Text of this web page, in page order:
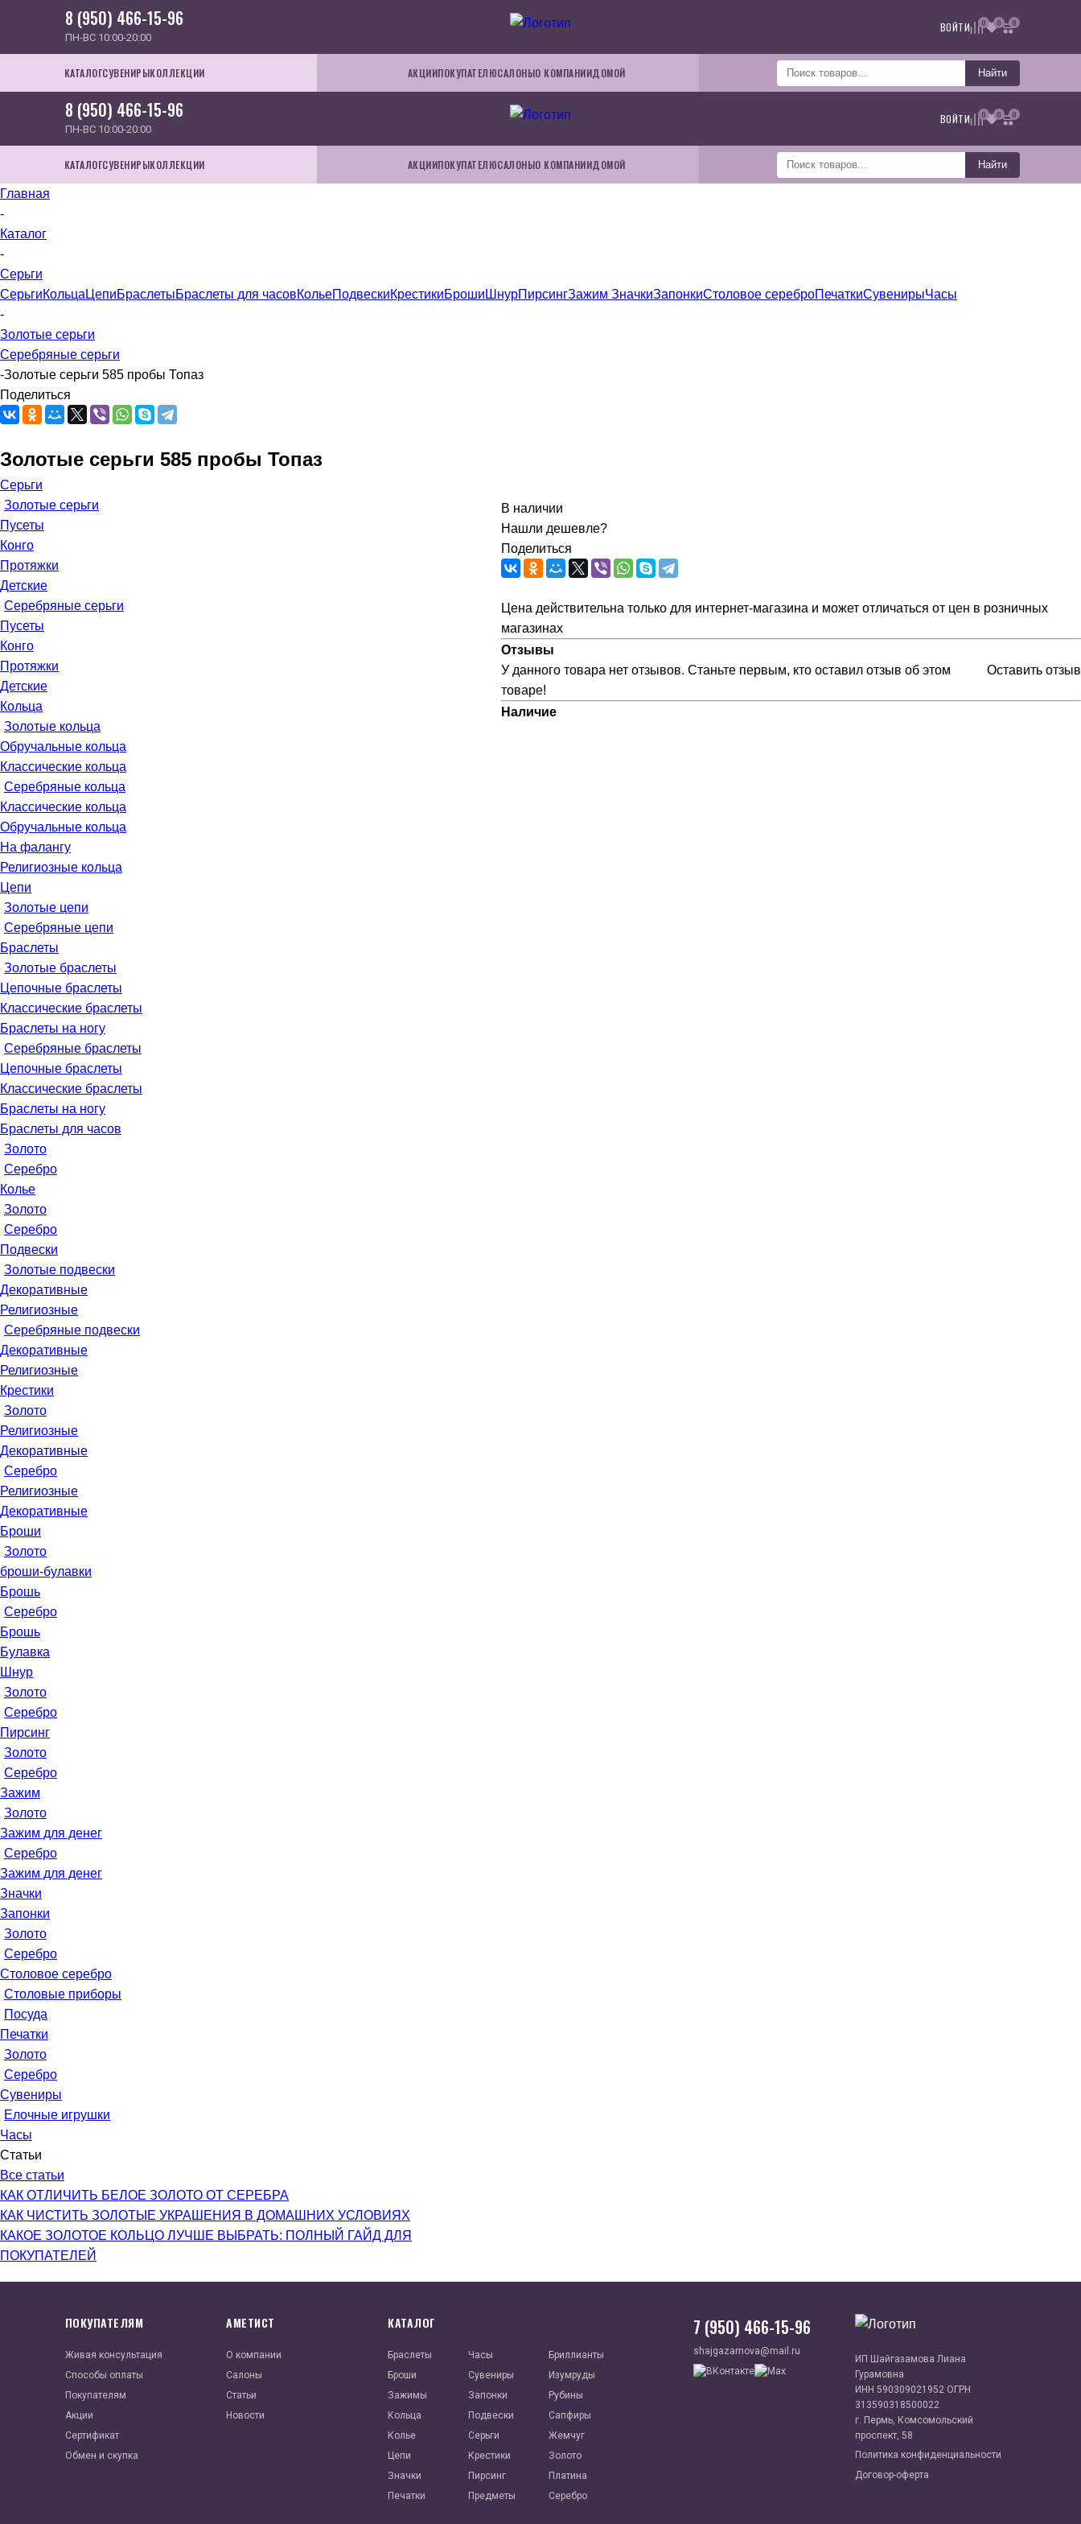
8 (950) 466-15-96
ПН-ВС 10:00-20:00
ВОЙТИ 0 0 0
КАТАЛОГСУВЕНИРЫКОЛЛЕКЦИИ АКЦИИПОКУПАТЕЛЮСАЛОНЫО КОМПАНИИДОМОЙ Найти
8 (950) 466-15-96
ПН-ВС 10:00-20:00
ВОЙТИ 0 0 0
КАТАЛОГСУВЕНИРЫКОЛЛЕКЦИИ АКЦИИПОКУПАТЕЛЮСАЛОНЫО КОМПАНИИДОМОЙ Найти
Главная
-
Каталог
-
Серьги
СерьгиКольца ЦепиБраслетыБраслеты для часовКольеПодвескиКрестикиБроши ШнурПирсингЗажим ЗначкиЗапонкиСтоловое сереброПечаткиСувенирыЧасы
-
Золотые серьги
Серебряные серьги
-Золотые серьги 585 пробы Топаз
Поделиться
Золотые серьги 585 пробы Топаз
В наличии
Нашли дешевле?
Поделиться
Цена действительна только для интернет-магазина и может отличаться от цен в розничных
магазинах
Отзывы
Оставить отзыв
У данного товара нет отзывов. Станьте первым, кто оставил отзыв об этом
товаре!
Наличие
Серьги
Золотые серьги
Пусеты
Конго
Протяжки
Детские
Серебряные серьги
Пусеты
Конго
Протяжки
Детские
Кольца
Золотые кольца
Обручальные кольца
Классические кольца
Серебряные кольца
Классические кольца
Обручальные кольца
На фалангу
Религиозные кольца
Цепи
Золотые цепи
Серебряные цепи
Браслеты
Золотые браслеты
Цепочные браслеты
Классические браслеты
Браслеты на ногу
Серебряные браслеты
Цепочные браслеты
Классические браслеты
Браслеты на ногу
Браслеты для часов
Золото
Серебро
Колье
Золото
Серебро
Подвески
Золотые подвески
Декоративные
Религиозные
Серебряные подвески
Декоративные
Религиозные
Крестики
Золото
Религиозные
Декоративные
Серебро
Религиозные
Декоративные
Броши
Золото
броши-булавки
Брошь
Серебро
Брошь
Булавка
Шнур
Золото
Серебро
Пирсинг
Золото
Серебро
Зажим
Золото
Зажим для денег
Серебро
Зажим для денег
Значки
Запонки
Золото
Серебро
Столовое серебро
Столовые приборы
Посуда
Печатки
Золото
Серебро
Сувениры
Елочные игрушки
Часы
Статьи
Все статьи
КАК ОТЛИЧИТЬ БЕЛОЕ ЗОЛОТО ОТ СЕРЕБРА
КАК ЧИСТИТЬ ЗОЛОТЫЕ УКРАШЕНИЯ В ДОМАШНИХ УСЛОВИЯХ
КАКОЕ ЗОЛОТОЕ КОЛЬЦО ЛУЧШЕ ВЫБРАТЬ: ПОЛНЫЙ ГАЙД ДЛЯ
ПОКУПАТЕЛЕЙ
ПОКУПАТЕЛЯМ
Живая консультация
Способы оплаты
Покупателям
Акции
Сертификат
Обмен и скупка
АМЕТИСТ
О компании
Салоны
Статьи
Новости
КАТАЛОГ
Браслеты
Броши
Зажимы
Кольца
Колье
Цепи
Значки
Печатки
Часы
Сувениры
Запонки
Подвески
Серьги
Крестики
Пирсинг
Предметы
Бриллианты
Изумруды
Рубины
Сапфиры
Жемчуг
Золото
Платина
Серебро
7 (950) 466-15-96
shajgazamova@mail.ru
ИП Шайгазамова Лиана
Гурамовна
ИНН 590309021952 ОГРН
313590318500022
г. Пермь, Комсомольский
проспект, 58
Политика конфиденциальности
Договор-оферта